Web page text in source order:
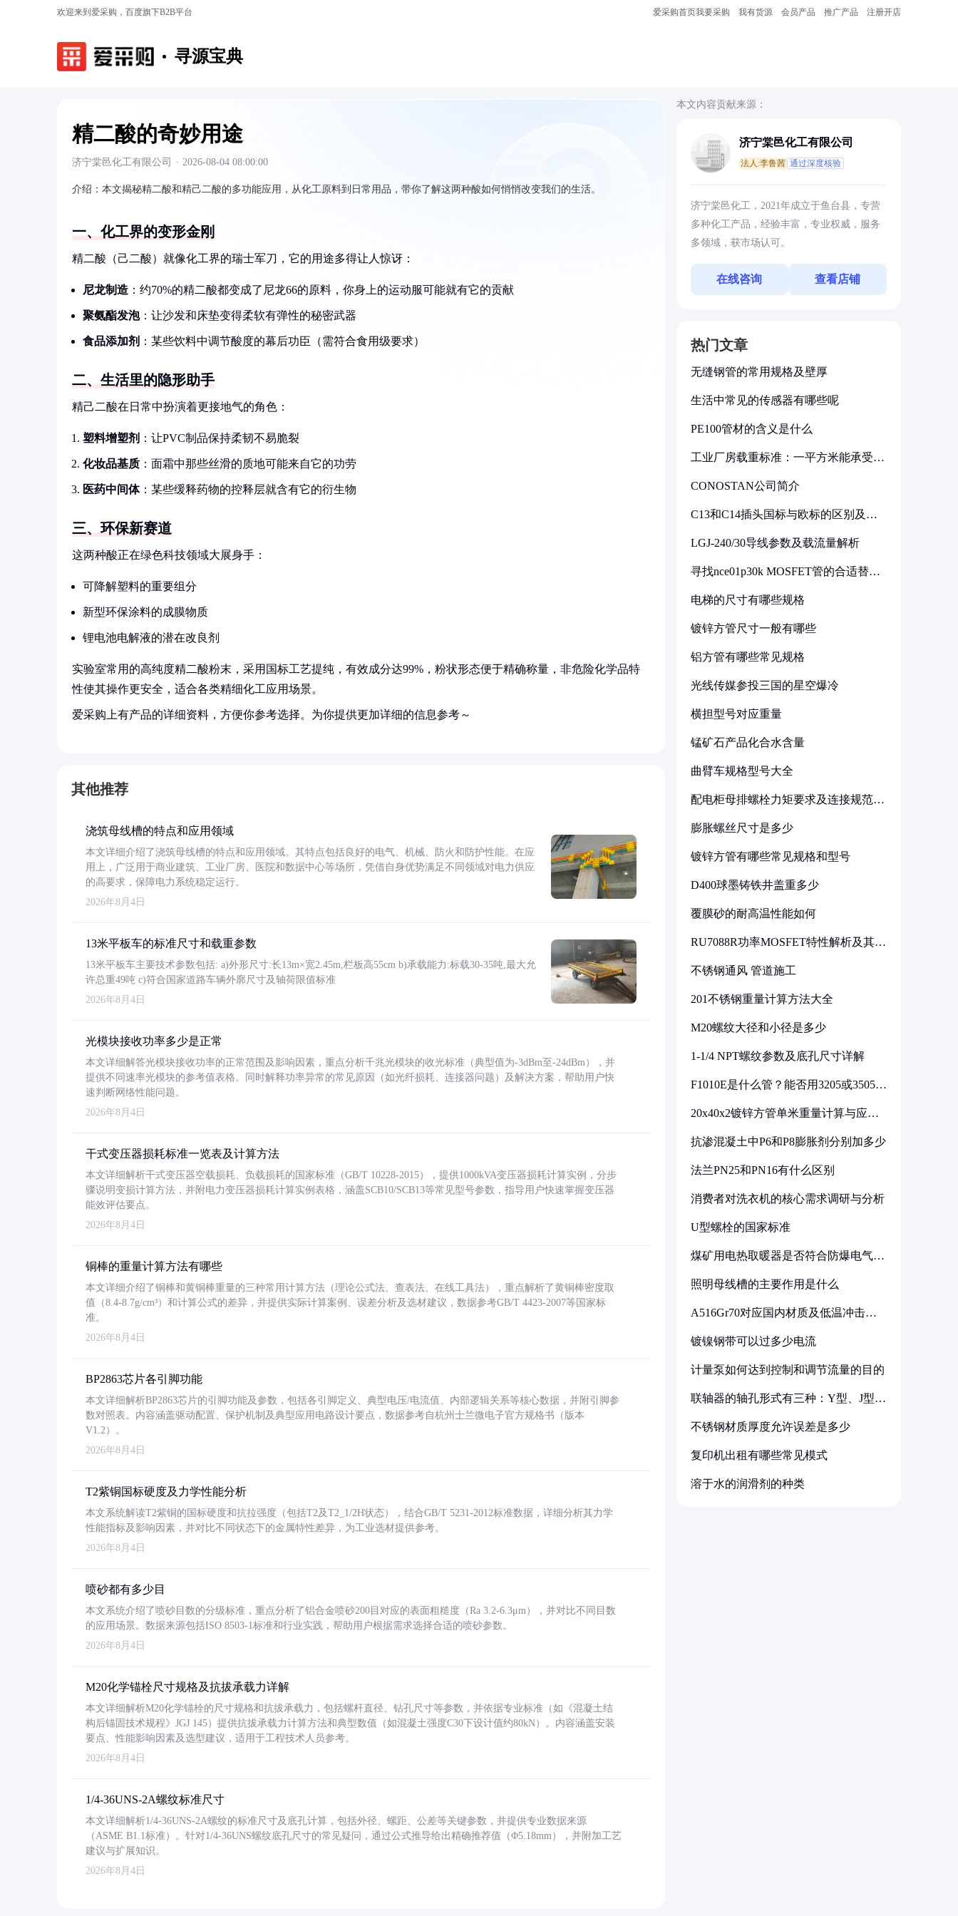
欢迎来到爱采购，百度旗下B2B平台 爱采购首页我要采购 我有货源 会员产品 推广产品 注册开店
寻源宝典
精二酸的奇妙用途
济宁棠邑化工有限公司 · 2026-08-04 08:00:00
介绍： 本文揭秘精二酸和精己二酸的多功能应用，从化工原料到日常用品，带你了解这两种酸如何悄悄改变我们的生活。
一、化工界的变形金刚
精二酸（己二酸）就像化工界的瑞士军刀，它的用途多得让人惊讶：
尼龙制造 ：约70%的精二酸都变成了尼龙66的原料，你身上的运动服可能就有它的贡献
聚氨酯发泡：让沙发和床垫变得柔软有弹性的秘密武器
食品添加剂 ：某些饮料中调节酸度的幕后功臣（需符合食用级要求）
二、生活里的隐形助手
精己二酸在日常中扮演着更接地气的角色：
塑料增塑剂 ：让PVC制品保持柔韧不易脆裂
化妆品基质 ：面霜中那些丝滑的质地可能来自它的功劳
医药中间体：某些缓释药物的控释层就含有它的衍生物
三、环保新赛道
这两种酸正在绿色科技领域大展身手：
可降解塑料的重要组分
新型环保涂料的成膜物质
锂电池电解液的潜在改良剂
实验室常用的高纯度精二酸粉末，采用国标工艺提纯，有效成分达99%，粉状形态便于精确称量，非危险化学品特
性使其操作更安全，适合各类精细化工应用场景。
爱采购上有产品的详细资料，方便你参考选择。为你提供更加详细的信息参考～
其他推荐
浇筑母线槽的特点和应用领域
本文详细介绍了浇筑母线槽的特点和应用领域。其特点包括良好的电气、机械、防火和防护性能。在应
用上，广泛用于商业建筑、工业厂房、医院和数据中心等场所，凭借自身优势满足不同领域对电力供应
的高要求，保障电力系统稳定运行。
2026年8月4日
13米平板车的标准尺寸和载重参数
13米平板车主要技术参数包括: a)外形尺寸:长13m×宽2.45m,栏板高55cm b)承载能力:标载30-35吨,最大允
许总重49吨 c)符合国家道路车辆外廓尺寸及轴荷限值标准
2026年8月4日
光模块接收功率多少是正常
本文详细解答光模块接收功率的正常范围及影响因素，重点分析千兆光模块的收光标准（典型值为-3dBm至-24dBm），并
提供不同速率光模块的参考值表格。同时解释功率异常的常见原因（如光纤损耗、连接器问题）及解决方案，帮助用户快
速判断网络性能问题。
2026年8月4日
干式变压器损耗标准一览表及计算方法
本文详细解析干式变压器空载损耗、负载损耗的国家标准（GB/T 10228-2015），提供1000kVA变压器损耗计算实例，分步
骤说明变损计算方法，并附电力变压器损耗计算实例表格，涵盖SCB10/SCB13等常见型号参数，指导用户快速掌握变压器
能效评估要点。
2026年8月4日
铜棒的重量计算方法有哪些
本文详细介绍了铜棒和黄铜棒重量的三种常用计算方法（理论公式法、查表法、在线工具法），重点解析了黄铜棒密度取
值（8.4-8.7g/cm³）和计算公式的差异，并提供实际计算案例、误差分析及选材建议，数据参考GB/T 4423-2007等国家标
准。
2026年8月4日
BP2863芯片各引脚功能
本文详细解析BP2863芯片的引脚功能及参数，包括各引脚定义、典型电压/电流值、内部逻辑关系等核心数据，并附引脚参
数对照表。内容涵盖驱动配置、保护机制及典型应用电路设计要点，数据参考自杭州士兰微电子官方规格书（版本
V1.2）。
2026年8月4日
T2紫铜国标硬度及力学性能分析
本文系统解读T2紫铜的国标硬度和抗拉强度（包括T2及T2_1/2H状态），结合GB/T 5231-2012标准数据，详细分析其力学
性能指标及影响因素，并对比不同状态下的金属特性差异，为工业选材提供参考。
2026年8月4日
喷砂都有多少目
本文系统介绍了喷砂目数的分级标准，重点分析了铝合金喷砂200目对应的表面粗糙度（Ra 3.2-6.3μm），并对比不同目数
的应用场景。数据来源包括ISO 8503-1标准和行业实践，帮助用户根据需求选择合适的喷砂参数。
2026年8月4日
M20化学锚栓尺寸规格及抗拔承载力详解
本文详细解析M20化学锚栓的尺寸规格和抗拔承载力，包括螺杆直径、钻孔尺寸等参数，并依据专业标准（如《混凝土结
构后锚固技术规程》JGJ 145）提供抗拔承载力计算方法和典型数值（如混凝土强度C30下设计值约80kN）。内容涵盖安装
要点、性能影响因素及选型建议，适用于工程技术人员参考。
2026年8月4日
1/4-36UNS-2A螺纹标准尺寸
本文详细解析1/4-36UNS-2A螺纹的标准尺寸及底孔计算，包括外径、螺距、公差等关键参数，并提供专业数据来源
（ASME B1.1标准）。针对1/4-36UNS螺纹底孔尺寸的常见疑问，通过公式推导给出精确推荐值（Φ5.18mm），并附加工艺
建议与扩展知识。
2026年8月4日
本文内容贡献来源：
济宁棠邑化工有限公司
法人:李鲁茜 通过深度核验
济宁棠邑化工，2021年成立于鱼台县，专营
多种化工产品，经验丰富，专业权威，服务
多领域，获市场认可。
在线咨询 查看店铺
热门文章
无缝钢管的常用规格及壁厚
生活中常见的传感器有哪些呢
PE100管材的含义是什么
工业厂房载重标准：一平方米能承受多
CONOSTAN公司简介
C13和C14插头国标与欧标的区别及其
LGJ-240/30导线参数及载流量解析
寻找nce01p30k MOSFET管的合适替代
电梯的尺寸有哪些规格
镀锌方管尺寸一般有哪些
铝方管有哪些常见规格
光线传媒参投三国的星空爆冷
横担型号对应重量
锰矿石产品化合水含量
曲臂车规格型号大全
配电柜母排螺栓力矩要求及连接规范详
膨胀螺丝尺寸是多少
镀锌方管有哪些常见规格和型号
D400球墨铸铁井盖重多少
覆膜砂的耐高温性能如何
RU7088R功率MOSFET特性解析及其在
不锈钢通风 管道施工
201不锈钢重量计算方法大全
M20螺纹大径和小径是多少
1-1/4 NPT螺纹参数及底孔尺寸详解
F1010E是什么管？能否用3205或3505代
20x40x2镀锌方管单米重量计算与应用
抗渗混凝土中P6和P8膨胀剂分别加多少
法兰PN25和PN16有什么区别
消费者对洗衣机的核心需求调研与分析
U型螺栓的国家标准
煤矿用电热取暖器是否符合防爆电气设
照明母线槽的主要作用是什么
A516Gr70对应国内材质及低温冲击要
镀镍钢带可以过多少电流
计量泵如何达到控制和调节流量的目的
联轴器的轴孔形式有三种：Y型、J型、
不锈钢材质厚度允许误差是多少
复印机出租有哪些常见模式
溶于水的润滑剂的种类